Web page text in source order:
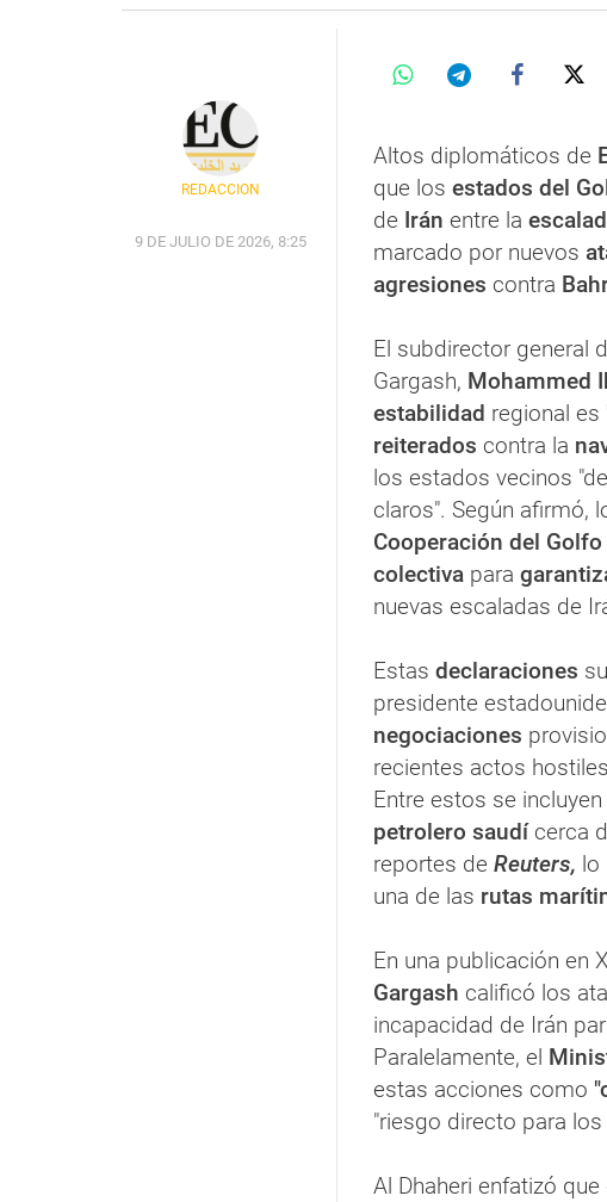
REDACCIÓN
9 DE JULIO DE 2026, 8:25
Altos diplomáticos de
que los estados del
de Irán entre la
marcado por nuevos
agresiones contra
El subdirector general
Gargash, Mohammed
estabilidad regional es
reiterados contra la
los estados vecinos
claros". Según afirmó,
Cooperación del Golfo
colectiva para
nuevas escaladas de
Estas declaraciones
presidente
negociaciones
recientes actos
Entre estos se
petrolero saudí cerca
reportes de Reuters, lo
una de las rutas
En una publicación en
Gargash calificó los
incapacidad de Irán
Paralelamente, el
estas acciones como
"riesgo directo para los
Al Dhaheri enfatizó